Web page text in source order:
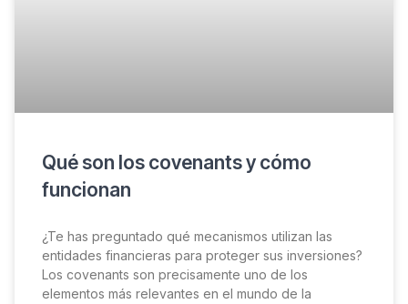
Qué son los covenants y cómo
funcionan
¿Te has preguntado qué mecanismos utilizan las
entidades financieras para proteger sus inversiones?
Los covenants son precisamente uno de los
elementos más relevantes en el mundo de la